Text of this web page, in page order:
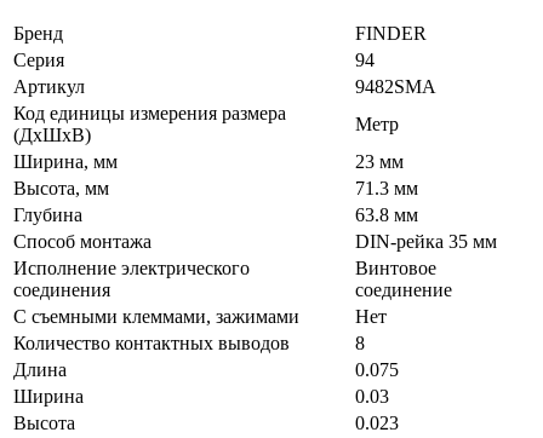
Бренд
FINDER
Серия
94
Артикул
9482SMA
Код единицы измерения размера
(ДхШхВ)
Метр
Ширина, мм
23 мм
Высота, мм
71.3 мм
Глубина
63.8 мм
Способ монтажа
DIN-рейка 35 мм
Исполнение электрического
соединения
Винтовое
соединение
С съемными клеммами, зажимами
Нет
Количество контактных выводов
8
Длина
0.075
Ширина
0.03
Высота
0.023